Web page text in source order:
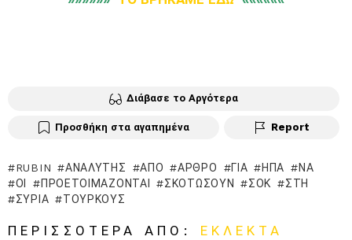
Διάβασε το Αργότερα
Προσθήκη στα αγαπημένα Report
RUBIN ΑΝΑΛΥΤΉΣ ΑΠΌ ΆΡΘΡΟ ΓΙΑ ΗΠΑ
ΝΑ
ΟΙ
ΠΡΟΕΤΟΙΜΆΖΟΝΤΑΙ ΣΚΟΤΏΣΟΥΝ ΣΟΚ
ΣΤΗ
ΣΥΡΊΑ
ΤΟΎΡΚΟΥΣ
ΠΕΡΙΣΣΌΤΕΡΑ ΑΠΌ: ΕΚΛΕΚΤΆ